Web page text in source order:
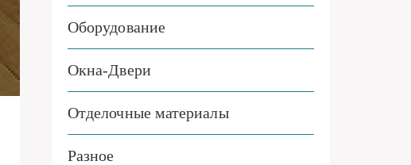
Оборудование
Окна-Двери
Отделочные материалы
Разное